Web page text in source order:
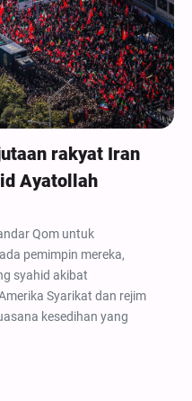
rakyat Iran
Ayatollah
Qom untuk
pemimpin mereka,
syahid akibat
Syarikat dan rejim
kesedihan yang